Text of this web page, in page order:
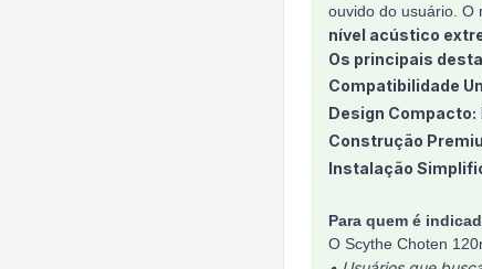
ouvido do usuário. O
nível acústico
Os principais
Compatibilidade
Design Compacto:
Construção
Instalação
Para quem é
O Scythe Choten